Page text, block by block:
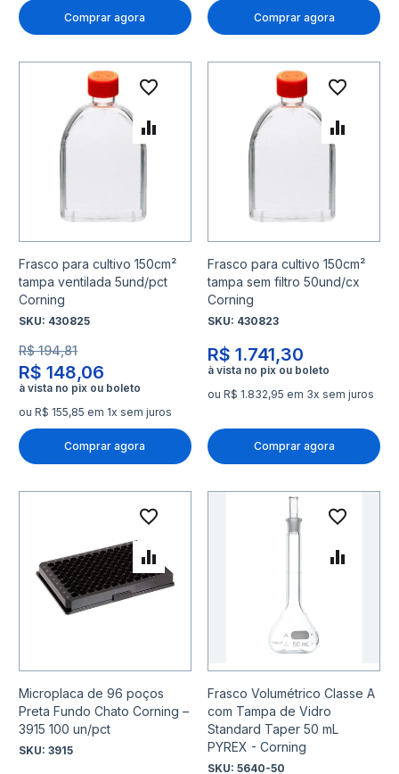
Comprar agora Comprar agora
Frasco para cultivo 150cm²
tampa ventilada 5und/pct
Corning
SKU: 430825
R$ 148,06
R$ 194,81
ou R$ 155,85 em 1x sem juros
Comprar agora
Adicionar à lista de
Adicionar para Comparar
Frasco para cultivo 150cm²
tampa sem filtro 50und/cx
Corning
SKU: 430823
R$ 1.741,30
ou R$ 1.832,95 em 3x sem juros
Comprar agora
Microplaca de 96 poços
Preta Fundo Chato Corning –
3915 100 un/pct
SKU: 3915
Adicionar à lista de
Adicionar para Comparar
Frasco Volumétrico Classe A
com Tampa de Vidro
Standard Taper 50 mL
PYREX - Corning
SKU:5640-50